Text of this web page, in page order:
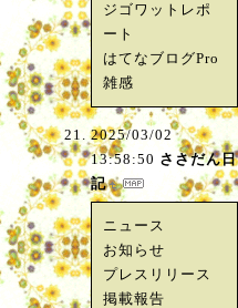
ジゴワットレポ
ート
はてなブログPro
雑感
2025/03/02
13:58:50 ささだん日
記
ニュース
お知らせ
プレスリリース
掲載報告